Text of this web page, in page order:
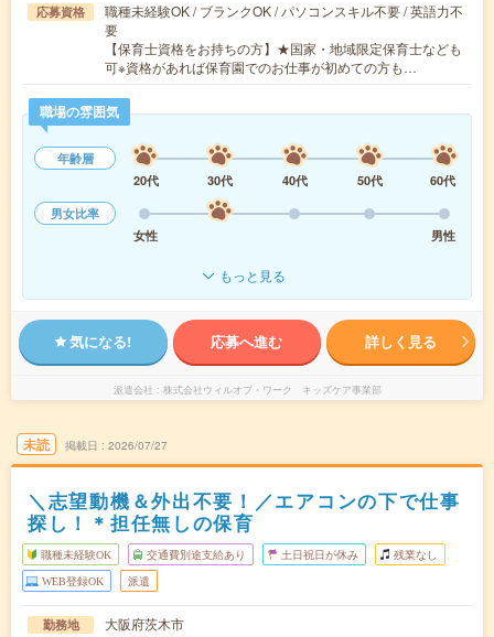
応募資格
職種未経験OK / ブランクOK / パソコンスキル不要 / 英語力不
要
【保育士資格をお持ちの方】★国家・地域限定保育士なども
可※資格があれば保育園でのお仕事が初めての方も…
職場の雰囲気
年齢層
20代
30代 40代 50代
60代
男女比率
女性
男性
もっと見る
気になる! 応募へ進む 詳しく見る
派遣会社 株式会社ウィルオブ・ワーク キッズケア事業部
未読 掲載日 2026/07/27
＼志望動機＆外出不要！／エアコンの下で仕事
探し！＊担任無しの保育
職種未経験OK 交通費別途支給あり 土日祝日が休み 残業なし
WEB登録OK 派遣
勤務地
大阪府茨木市